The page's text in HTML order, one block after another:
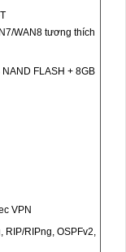
WAN8 tương thích
FLASH + 8GB
VPN
RIP/RIPng, OSPFv2,